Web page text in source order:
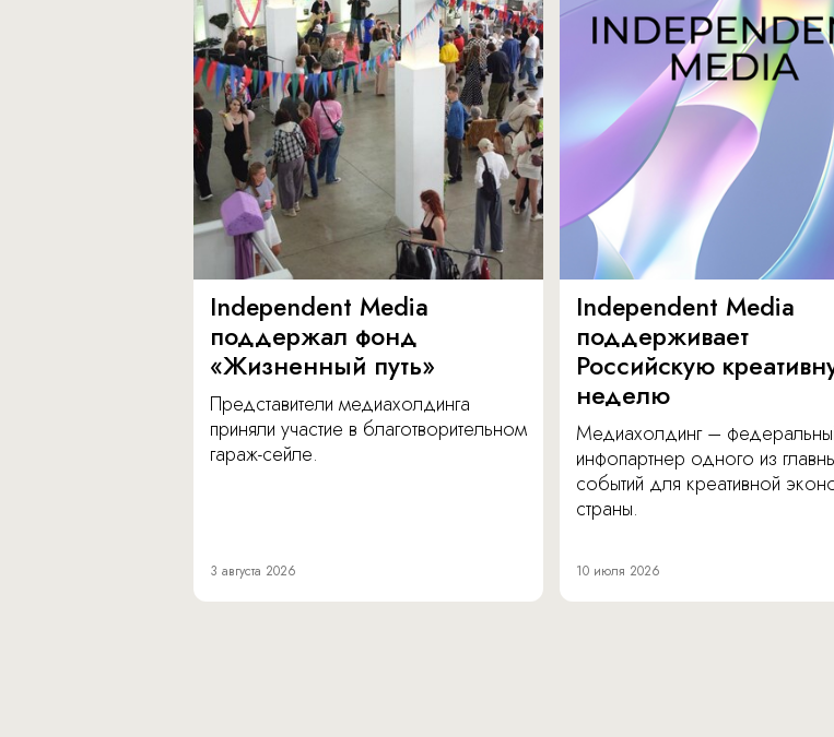
Independent Media
поддержал фонд
«Жизненный путь»
Представители медиахолдинга
приняли участие в благотворительном
гараж-сейле.
3 августа 2026
Independent Media
поддерживает
Российскую
неделю
Медиахолдинг –
инфопартнер одного из
событий для креативной
страны.
10 июля 2026